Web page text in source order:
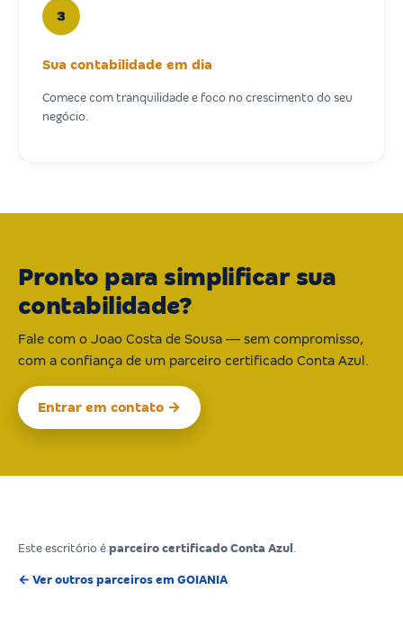
3
Sua contabilidade em dia
Comece com tranquilidade e foco no crescimento do seu
negócio.
Pronto para simplificar sua
contabilidade?
Fale com o Joao Costa de Sousa — sem compromisso,
com a confiança de um parceiro certificado Conta Azul.
Entrar em contato →
Este escritório é parceiro certificado Conta Azul
← Ver outros parceiros em GOIANIA